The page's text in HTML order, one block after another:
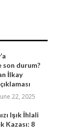
durum?
İlkay
22, 2025
Işık İhlali
Kazası: 8